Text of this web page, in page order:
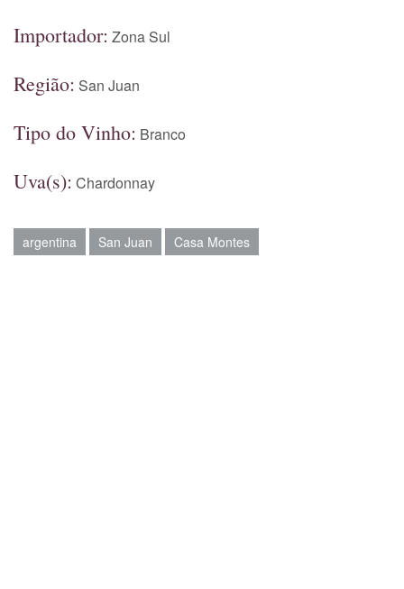
Importador: Zona Sul
Região: San Juan
Tipo do Vinho: Branco
Uva(s): Chardonnay
argentina San Juan Casa Montes